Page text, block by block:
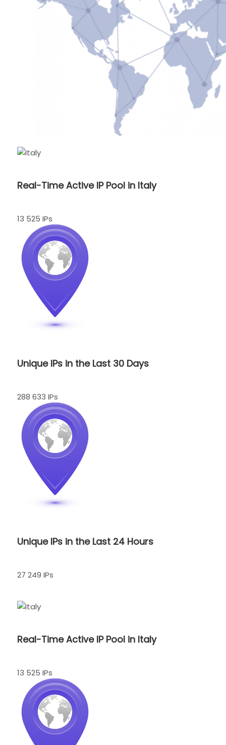
Real-Time Active IP Pool in Italy
13 525 IPs
Unique IPs in the Last 30 Days
288 633 IPs
Unique IPs in the Last 24 Hours
27 249 IPs
Real-Time Active IP Pool in Italy
13 525 IPs